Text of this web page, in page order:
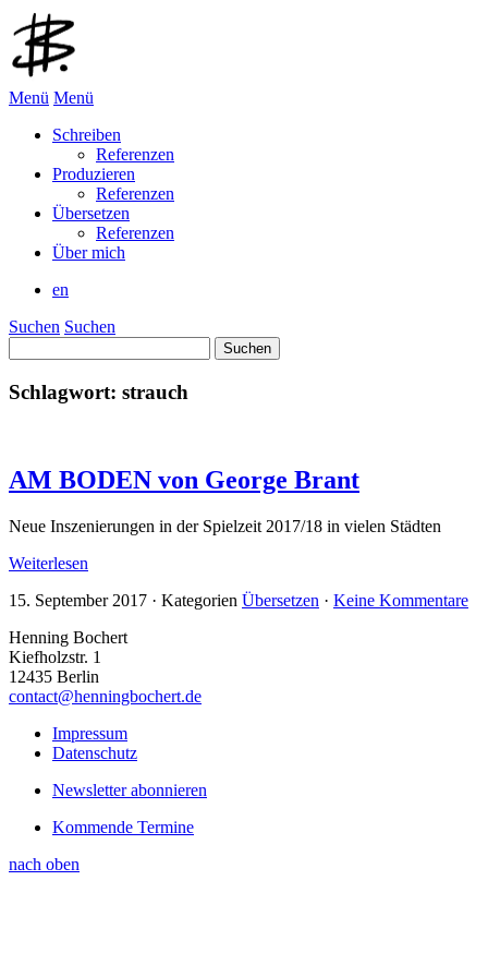
Menü Menü
Schreiben
Referenzen
Produzieren
Referenzen
Übersetzen
Referenzen
Über mich
en
Suchen Suchen
nach:
Schlagwort: strauch
AM BODEN von George Brant
Neue Inszenierungen in der Spielzeit 2017/18 in vielen Städten
Weiterlesen
15. September 2017 · Kategorien Übersetzen · Keine Kommentare
Henning Bochert
Kiefholzstr. 1
12435 Berlin
contact@henningbochert.de
Impressum
Datenschutz
Newsletter abonnieren
Kommende Termine
nach oben